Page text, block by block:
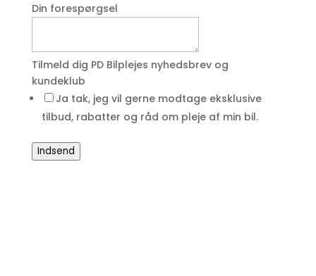
Din forespørgsel
Tilmeld dig PD Bilplejes nyhedsbrev og
kundeklub
Ja tak, jeg vil gerne modtage eksklusive
tilbud, rabatter og råd om pleje af min bil.
Indsend